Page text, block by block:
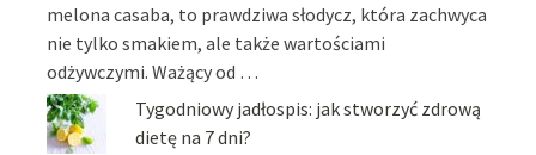
melona casaba, to prawdziwa słodycz, która zachwyca
nie tylko smakiem, ale także wartościami
odżywczymi. Ważący od …
Tygodniowy jadłospis: jak stworzyć zdrową
dietę na 7 dni?